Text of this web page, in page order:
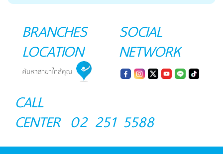
BRANCHES
LOCATION
SOCIAL
NETWORK
CALL
CENTER 02 251 5588